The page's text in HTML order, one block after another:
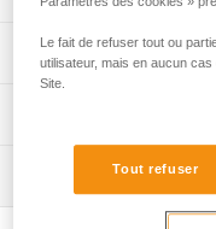
S’utilise
LOCK ou ASAP.
grâce à sa sangle
- sangle à
projections, grâce
- pochette ouvrable
Spécifications
feet, ANSI 359.15,
Déclaration de
Inspection
Procédure de
Le fait de refuser tout ou
utilisateur, mais en aucun
Site.
Tout refuser